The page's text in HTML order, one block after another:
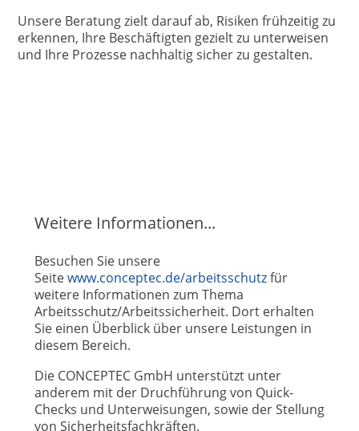
Unsere Beratung zielt darauf ab, Risiken frühzeitig zu
erkennen, Ihre Beschäftigten gezielt zu unterweisen
und Ihre Prozesse nachhaltig sicher zu gestalten.
Weitere Informationen...
Besuchen Sie unsere
Seitewww.conceptec.de/arbeitsschutzfür
weitere Informationen zum Thema
Arbeitsschutz/Arbeitssicherheit. Dort erhalten
Sie einen Überblick über unsere Leistungen in
diesem Bereich.
Die CONCEPTEC GmbH unterstützt unter
anderem mit der Druchführung von Quick-
Checks und Unterweisungen, sowie der Stellung
von Sicherheitsfachkräften.